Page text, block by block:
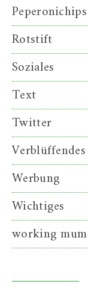
Peperonichips
Rotstift
Soziales
Text
Twitter
Verblüffendes
Werbung
Wichtiges
working mum